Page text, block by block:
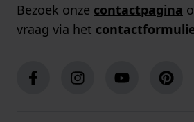
Bezoek onze contactpagina
vraag via het